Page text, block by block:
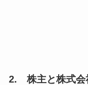
2. 株主と株式会